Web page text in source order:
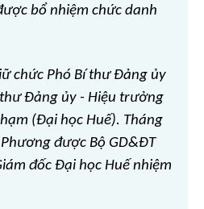
bổ nhiệm chức danh
chức Phó Bí thư Đảng ủy
Đảng ủy - Hiệu trưởng
(Đại học Huế). Tháng
được Bộ GD&ĐT
đốc Đại học Huế nhiệm